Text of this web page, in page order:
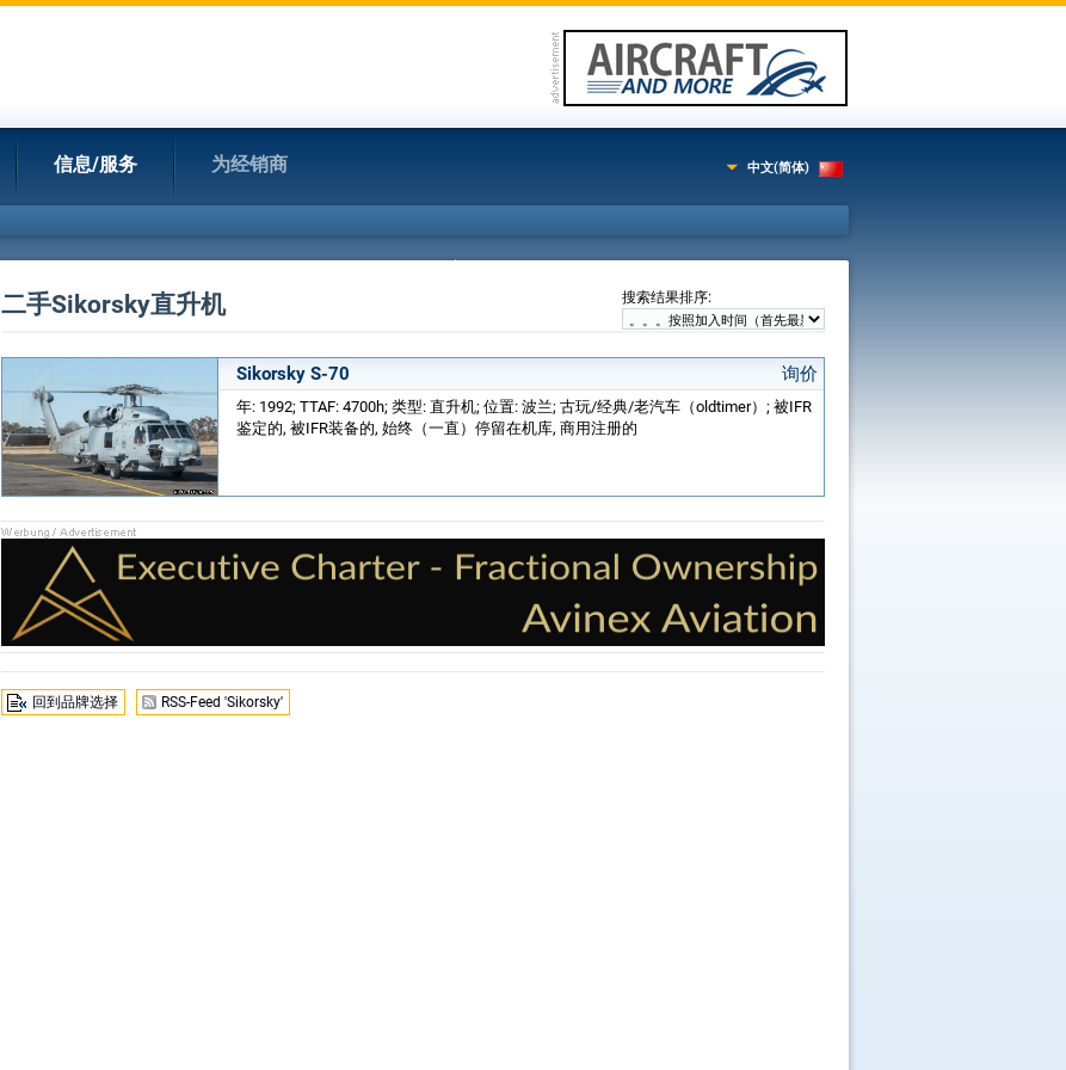
信息/服务 为经销商 中文(简体)
搜索结果排序:
二手Sikorsky直升机
Sikorsky S-70 询价
年: 1992; TTAF: 4700h; 类型: 直升机; 位置: 波兰; 古玩/经典/老汽车（oldtimer）; 被IFR
鉴定的, 被IFR装备的, 始终（一直）停留在机库, 商用注册的
回到品牌选择 RSS-Feed 'Sikorsky'